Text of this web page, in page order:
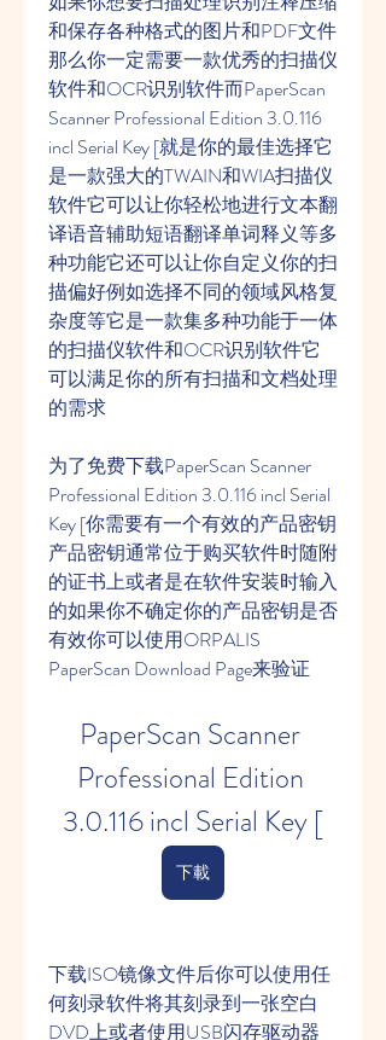
和保存各种格式的图片和PDF文件
那么你一定需要一款优秀的扫描仪
软件和OCR识别软件而PaperScan
Scanner Professional Edition 3.0.116
incl Serial Key [就是你的最佳选择它
是一款强大的TWAIN和WIA扫描仪
软件它可以让你轻松地进行文本翻
译语音辅助短语翻译单词释义等多
种功能它还可以让你自定义你的扫
描偏好例如选择不同的领域风格复
杂度等它是一款集多种功能于一体
的扫描仪软件和OCR识别软件它
可以满足你的所有扫描和文档处理
的需求
为了免费下载PaperScan Scanner
Professional Edition 3.0.116 incl Serial
Key [你需要有一个有效的产品密钥
产品密钥通常位于购买软件时随附
的证书上或者是在软件安装时输入
的如果你不确定你的产品密钥是否
有效你可以使用ORPALIS
PaperScan Download Page来验证
PaperScan Scanner
Professional Edition
3.0.116 incl Serial Key [
下載
下载ISO镜像文件后你可以使用任
何刻录软件将其刻录到一张空白
DVD上或者使用USB闪存驱动器